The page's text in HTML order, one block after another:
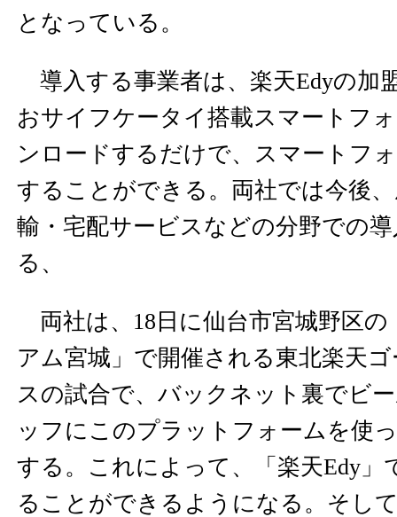
となっている。
導入する事業者は、楽天Edyの加
おサイフケータイ搭載スマートフ
ンロードするだけで、スマートフ
することができる。両社では今後
輸・宅配サービスなどの分野での
る、
両社は、18日に仙台市宮城野区の
アム宮城」で開催される東北楽天
スの試合で、バックネット裏でビ
ッフにこのプラットフォームを使
する。これによって、「楽天Edy」
ることができるようになる。そし